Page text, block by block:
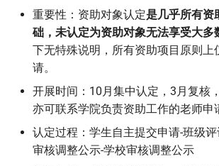
其他发展型资助项目
其他补充
款项发放与查询
违纪与延毕
重要性：资助对象认定是几乎所有资
础，未认定为资助对象无法享受大多
下无特殊说明，所有资助项目原则上
请。
开展时间：10月集中认定，3月复核
亦可联系学院负责资助工作的老师申
认定过程：学生自主提交申请-班级
审核调整公示-学校审核调整公示